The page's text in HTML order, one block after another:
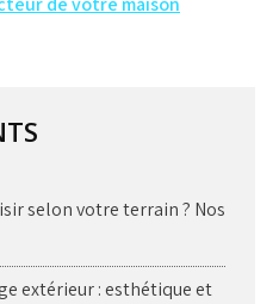
selon votre terrain ? Nos
extérieur : esthétique et